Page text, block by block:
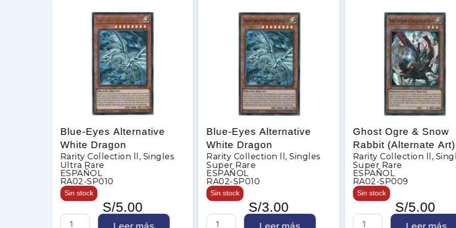
Blue-Eyes Alternative
White Dragon
Rarity Collection ll , Singles
Ultra Rare
ESPAÑOL
RA02-SP010
Sin stock
S/5.00
B
Blue-Eyes Alternative
White Dragon
Rarity Collection ll ,Singles
Super Rare
ESPAÑOL
RA02-SP010
Sin stock
S/3.00
B
Ghost Ogre & Snow
Rabbit (Alternate Art)
Rarity Collection ll ,
Super Rare
ESPAÑOL
RA02-SP009
Sin stock
S/5.00
G